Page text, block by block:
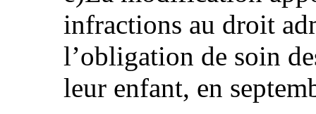
infractions au droit
l’obligation de soin
leur enfant, en